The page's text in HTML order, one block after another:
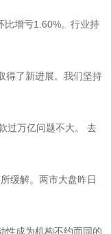
比增亏1.60%。行业持
得了新进展。我们坚持
过万亿问题不大。 去
缓解。两市大盘昨日
性成为机构不约而同的